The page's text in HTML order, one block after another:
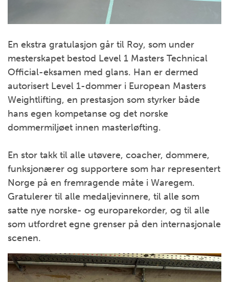
En ekstra gratulasjon går til Roy, som under
mesterskapet bestod Level 1 Masters Technical
Official-eksamen med glans. Han er dermed
autorisert Level 1-dommer i European Masters
Weightlifting, en prestasjon som styrker både
hans egen kompetanse og det norske
dommermiljøet innen masterløfting.
En stor takk til alle utøvere, coacher, dommere,
funksjonærer og supportere som har representert
Norge på en fremragende måte i Waregem.
Gratulerer til alle medaljevinnere, til alle som
satte nye norske- og europarekorder, og til alle
som utfordret egne grenser på den internasjonale
scenen.